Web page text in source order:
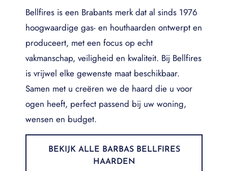
Bellfires is een Brabants merk dat al sinds 1976
hoogwaardige gas- en houthaarden ontwerpt en
produceert, met een focus op echt
vakmanschap, veiligheid en kwaliteit. Bij Bellfires
is vrijwel elke gewenste maat beschikbaar.
Samen met u creëren we de haard die u voor
ogen heeft, perfect passend bij uw woning,
wensen en budget.
BEKIJK ALLE BARBAS BELLFIRES
HAARDEN